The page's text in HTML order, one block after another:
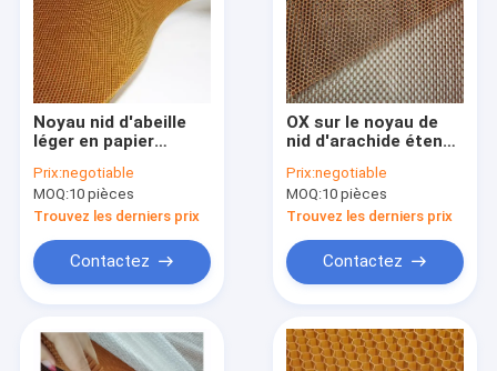
Noyau nid d'abeille
léger en papier
1220*2440mm pour
la fabrication marine
Prix:negotiable
MOQ:10 pièces
Trouvez les derniers prix
Contactez
OX sur le noyau de
nid d'arachide étendu
résistance élevée à
la corrosion
Prix:negotiable
MOQ:10 pièces
Trouvez les derniers prix
Contactez